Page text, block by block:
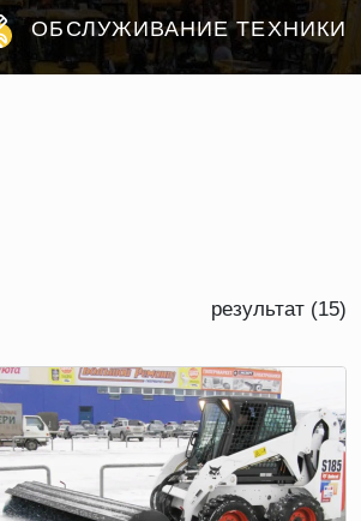
ОБСЛУЖИВАНИЕ ТЕХНИКИ
результат (15)